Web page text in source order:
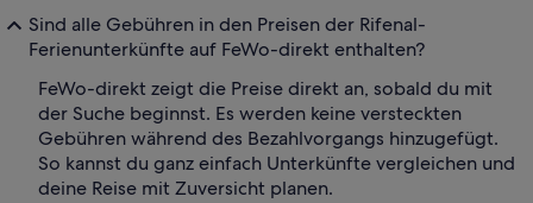
Sind alle Gebühren in den Preisen der Rifenal-
Ferienunterkünfte auf FeWo-direkt enthalten?
FeWo-direkt zeigt die Preise direkt an, sobald du mit
der Suche beginnst. Es werden keine versteckten
Gebühren während des Bezahlvorgangs hinzugefügt.
So kannst du ganz einfach Unterkünfte vergleichen und
deine Reise mit Zuversicht planen.